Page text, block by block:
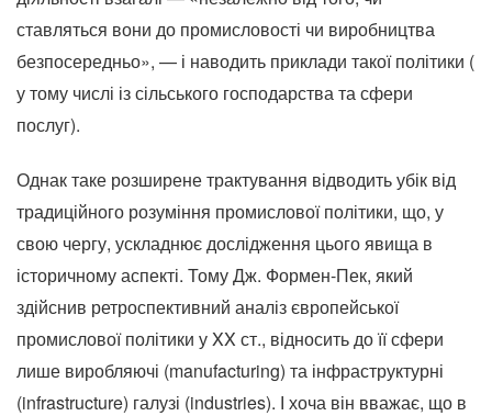
ставляться вони до промисловості чи виробництва
безпосередньо», — і наводить приклади такої політики (
у тому числі із сільського господарства та сфери
послуг).
Однак таке розширене трактування відводить убік від
традиційного розуміння промислової політики, що, у
свою чергу, ускладнює дослідження цього явища в
історичному аспекті. Тому Дж. Формен-Пек, який
здійснив ретроспективний аналіз європейської
промислової політики у XX ст., відносить до її сфери
лише виробляючі (manufacturing) та інфраструктурні
(infrastructure) галузі (industries). І хоча він вважає, що в